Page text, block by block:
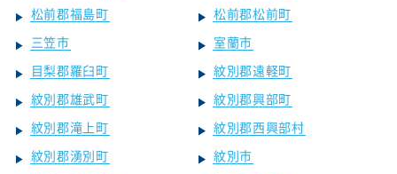
松前郡福島町
松前郡松前町
三笠市
室蘭市
目梨郡羅臼町
紋別郡遠軽町
紋別郡雄武町
紋別郡興部町
紋別郡滝上町
紋別郡西興部村
紋別郡湧別町
紋別市